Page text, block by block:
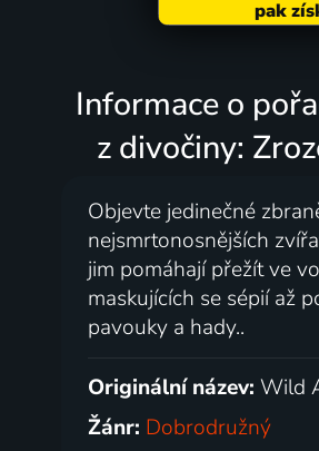
Informace o
z divočiny:
Objevte jedinečné
nejsmrtonosnějších
jim pomáhají přežít ve
maskujících se sépií až
pavouky a hady..
Originální název:Wild
Žánr: Dobrodružný